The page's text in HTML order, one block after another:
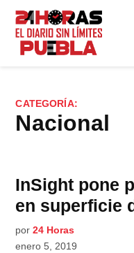
Saltar
contenido
CATEGORÍA:
Nacional
InSight pone
en superficie
por 24 Horas
enero 5, 2019